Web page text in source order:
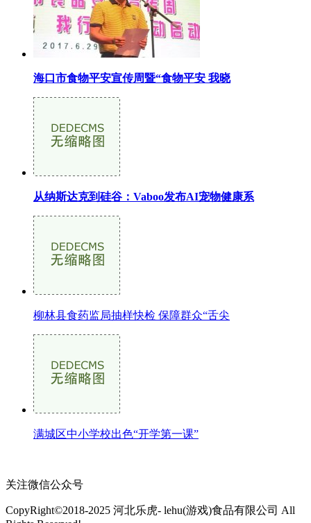
海口市食物平安宣传周暨“食物平安 我晓
从纳斯达克到硅谷：Vaboo发布AI宠物健康系
柳林县食药监局抽样快检 保障群众“舌尖
满城区中小学校出色“开学第一课”
关注微信公众号
CopyRight©2018-2025 河北乐虎- lehu(游戏)食品有限公司 All